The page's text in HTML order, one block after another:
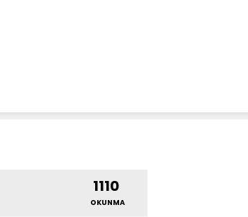
1110
OKUNMA